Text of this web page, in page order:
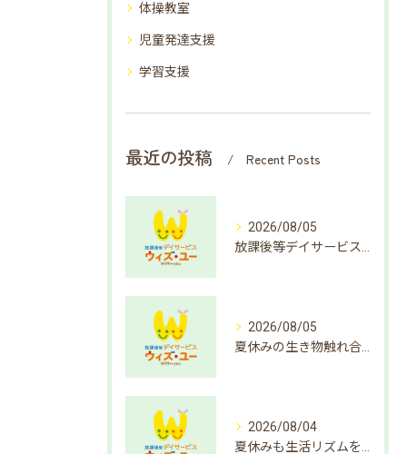
体操教室
児童発達支援
学習支援
最近の投稿 Recent Posts
2026/08/05
2026/08/05
2026/08/04